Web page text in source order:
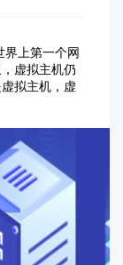
界上第一个网
虚拟主机仍
拟主机，虚